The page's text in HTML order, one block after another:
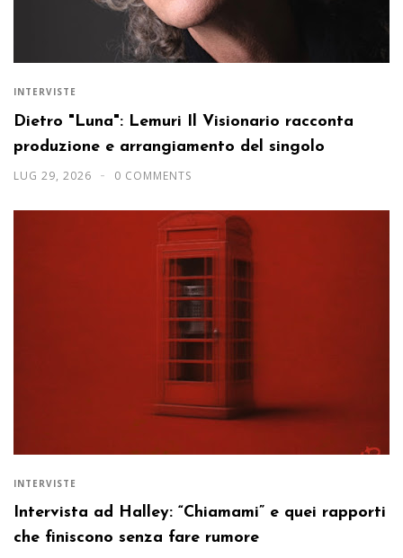
INTERVISTE
Dietro "Luna": Lemuri Il Visionario racconta
produzione e arrangiamento del singolo
LUG 29, 2026 0 COMMENTS
INTERVISTE
Intervista ad Halley: “Chiamami” e quei rapporti
che finiscono senza fare rumore